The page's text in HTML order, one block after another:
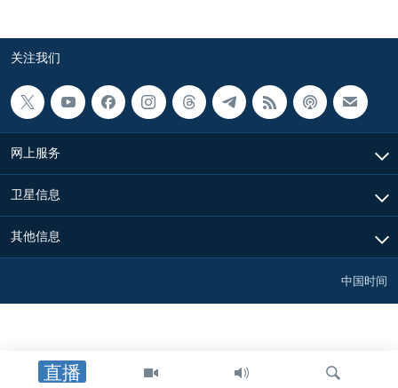
直播
关注我们
网上服务
卫星信息
其他信息
中国时间